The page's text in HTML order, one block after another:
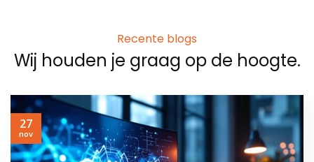
Recente blogs
Wij houden je graag op de hoogte.
27
nov